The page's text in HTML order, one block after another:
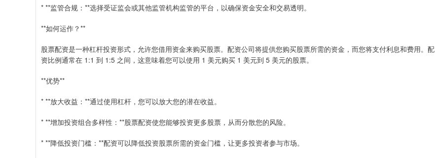
* **监管合规：**选择受证监会或其他监管机构监管的平台，以确保资金安全和交易透明。
**如何运作？**
股票配资是一种杠杆投资形式，允许您借用资金来购买股票。配资公司将提供您购买股票所需的资金，而您将支付利息和费用。配
资比例通常在 1:1 到 1:5 之间，这意味着您可以使用 1 美元购买 1 美元到 5 美元的股票。
**优势**
* **放大收益：**通过使用杠杆，您可以放大您的潜在收益。
* **增加投资组合多样性：**股票配资使您能够投资更多股票，从而分散您的风险。
* **降低投资门槛：**配资可以降低投资股票所需的资金门槛，让更多投资者参与市场。